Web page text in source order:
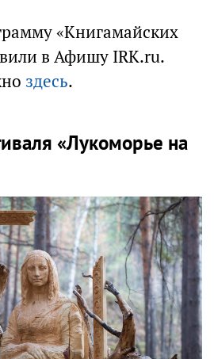
«Книгамайских
в Афишу IRK.ru.
здесь.
«Лукоморье на